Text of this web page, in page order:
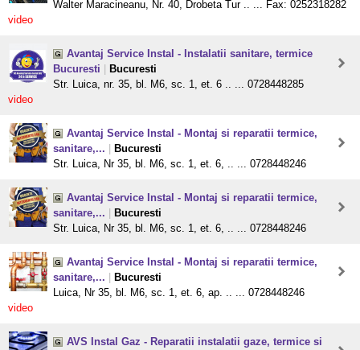
Walter Maracineanu, Nr. 40, Drobeta Tur .. ... Fax: 0252318282
video
Avantaj Service Instal - Instalatii sanitare, termice
Bucuresti
Bucuresti
Str. Luica, nr. 35, bl. M6, sc. 1, et. 6 .. ... 0728448285
video
Avantaj Service Instal - Montaj si reparatii termice,
sanitare,...
Bucuresti
Str. Luica, Nr 35, bl. M6, sc. 1, et. 6, .. ... 0728448246
Avantaj Service Instal - Montaj si reparatii termice,
sanitare,...
Bucuresti
Str. Luica, Nr 35, bl. M6, sc. 1, et. 6, .. ... 0728448246
Avantaj Service Instal - Montaj si reparatii termice,
sanitare,...
Bucuresti
Luica, Nr 35, bl. M6, sc. 1, et. 6, ap. .. ... 0728448246
video
AVS Instal Gaz - Reparatii instalatii gaze, termice si